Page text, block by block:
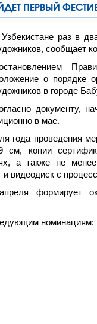
ПЕРВЫЙ
раз в
сообщает
о порядке
в городе
документу,
в мае.
года проведения
см, копии
а также не менее
видеодиск с
формирует
номинациям: